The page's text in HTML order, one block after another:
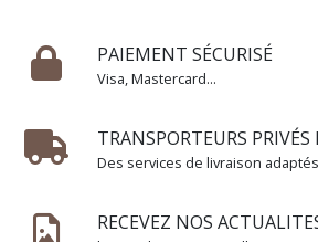
PAIEMENT SÉCURISÉ
Visa, Mastercard...
TRANSPORTEURS PRIVÉS
Des services de livraison adaptés
RECEVEZ NOS